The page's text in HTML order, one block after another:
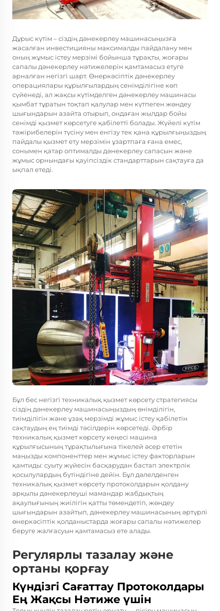
Дұрыс күтім – сіздің дәнекерлеу машинасыңызға
жасалған инвестицияны максималды пайдалану мен
оның жұмыс істеу мерзімі бойынша тұрақты, жоғары
сапалы дәнекерлеу нәтижелерін қамтамасыз етуге
арналған негізгі шарт. Өнеркәсіптік дәнекерлеу
операциялары құрылғылардың сенімділігіне көп
сүйенеді, ал жақсы күтімделген дәнекерлеу машинасы
қымбат тұратын тоқтап қалулар мен күтпеген жөндеу
шығындарын азайта отырып, ондаған жылдар бойы
сенімді қызмет көрсетуге қабілетті болады. Жүйелі күтім
тәжірибелерін түсіну мен енгізу тек қана құрылғыңыздың
пайдалы қызмет ету мерзімін ұзартпаға ғана емес,
сонымен қатар оптималды дәнекерлеу сапасын және
жұмыс орнындағы қауіпсіздік стандарттарын сақтауға да
ықпал етеді.
Бұл бес негізгі техникалық қызмет көрсету стратегиясы
сіздің дәнекерлеу машинасыңыздың өнімділігін,
тиімділігін және ұзақ мерзімді жұмыс істеу қабілетін
сақтаудың ең тиімді тәсілдерін көрсетеді. Әрбір
техникалық қызмет көрсету кеңесі машина
құрылғысының тұрақтылығына тікелей әсер ететін
маңызды компоненттер мен жұмыс істеу факторларын
қамтиды: суыту жүйесін басқарудан бастап электрлік
қосылулардың бүтіндігіне дейін. Бұл дәлелденген
техникалық қызмет көрсету протоколдарын қолдану
арқылы дәнекерлеуші мамандар жабдықтың
ақаулығының жиілігін қатты төмендетіп, жөндеу
шығындарын азайтып, дәнекерлеу машинасының әртүрлі
өнеркәсіптік қолданыстарда жоғары сапалы нәтижелер
беруге жалғасуын қамтамасыз ете алады.
Регулярлы тазалау және
ортаны қорғау
Күндізгі Сағаттау Протоколдары
Ең Жақсы Нәтиже үшін